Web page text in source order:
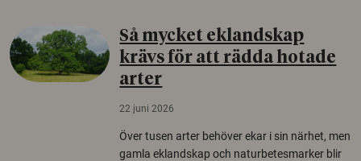
Så mycket eklandskap
krävs för att rädda hotade
arter
22 juni 2026
Över tusen arter behöver ekar i sin närhet, men
gamla eklandskap och naturbetesmarker blir